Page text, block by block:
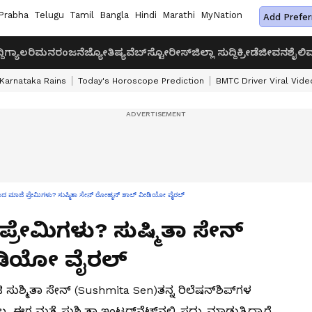
Telugu Tamil Bangla Hindi Marathi MyNation Add
ಗ್ಯಾಲರಿಮನರಂಜನೆಜ್ಯೋತಿಷ್ಯವೆಬ್‌ಸ್ಟೋರೀಸ್ಜಿಲ್ಲಾ ಸುದ್ದಿಕ್ರೀಡೆಜೀವನಶೈಲಿ
Karnataka Rains Today's Horoscope Prediction BMTC Driver Viral
ಮಾಜಿ ಪ್ರೇಮಿಗಳು? ಸುಷ್ಮಿತಾ ಸೇನ್ ರೋಹ್ಮನ್ ಶಾಲ್ ವೀಡಿಯೋ ವೈರಲ್‌
ಸುಷ್ಮಿತಾ ಸೇನ್
ವೈರಲ್‌
ಸೇನ್‌ (Sushmita Sen)ತನ್ನ ರಿಲೆಷನ್‌ಶಿಪ್‌ಗಳ